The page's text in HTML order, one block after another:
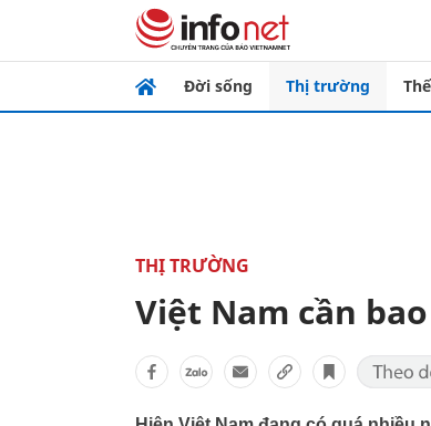
Đời sống Thị trường
THỊ TRƯỜNG
Việt Nam cần